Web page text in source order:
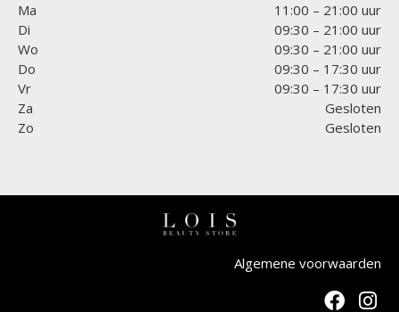
Ma
11:00 – 21:00 uur
Di
09:30 – 21:00 uur
Wo
09:30 – 21:00 uur
Do
09:30 – 17:30 uur
Vr
09:30 – 17:30 uur
Za
Gesloten
Zo
Gesloten
Algemene voorwaarden